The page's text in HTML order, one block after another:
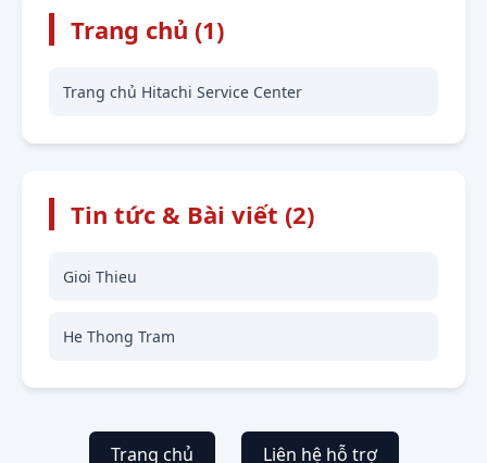
Trang chủ (1)
Trang chủ Hitachi Service Center
Tin tức & Bài viết (2)
Gioi Thieu
He Thong Tram
Trang chủ Liên hệ hỗ trợ